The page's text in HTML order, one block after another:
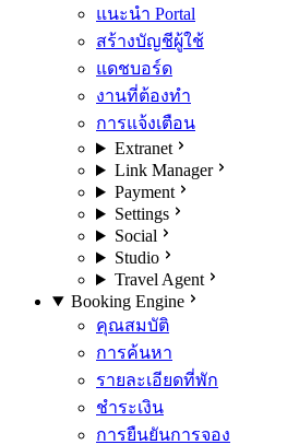
แนะนำ Portal
สร้างบัญชีผู้ใช้
แดชบอร์ด
งานที่ต้องทำ
การแจ้งเตือน
Extranet
Link Manager
Payment
Settings
Social
Studio
Travel Agent
Booking Engine
คุณสมบัติ
การค้นหา
รายละเอียดที่พัก
ชำระเงิน
การยืนยันการจอง